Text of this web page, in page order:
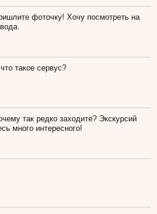
фоточку! Хочу посмотреть на
такое сервус?
так редко заходите? Экскурсий
много интересного!